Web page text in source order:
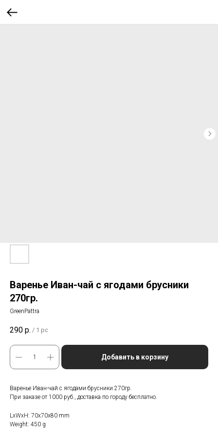
Варенье Иван-чай с ягодами брусники
270гр.
GreenPattra
290 р. / 1 pc
Добавить в корзину
Варенье Иван-чай с ягодами брусники 270гр.
При заказе от 1000 руб., доставка по городу бесплатно.
LxWxH: 70x70x80 mm
Weight: 450 g